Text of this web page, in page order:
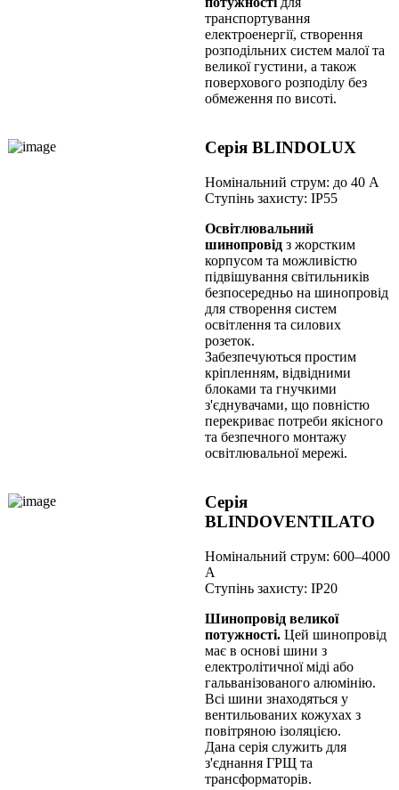
транспортування
електроенергії, створення
розподільних систем малої та
великої густини, а також
поверхового розподілу без
обмеження по висоті.
Серія BLINDOLUX
Номінальний струм: до 40 А
Ступінь захисту: IP55
Освітлювальний
шинопровід з жорстким
корпусом та можливістю
підвішування світильників
безпосередньо на шинопровід
для створення систем
освітлення та силових
розеток.
Забезпечуються простим
кріпленням, відвідними
блоками та гнучкими
з'єднувачами, що повністю
перекриває потреби якісного
та безпечного монтажу
освітлювальної мережі.
Серія
BLINDOVENTILATO
Номінальний струм: 600–4000
А
Ступінь захисту: IP20
Шинопровід великої
потужності. Цей шинопровід
має в основі шини з
електролітичної міді або
гальванізованого алюмінію.
Всі шини знаходяться у
вентильованих кожухах з
повітряною ізоляцією.
Дана серія служить для
з'єднання ГРЩ та
трансформаторів.